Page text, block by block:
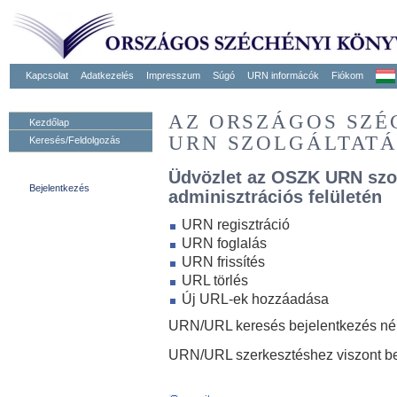
Kapcsolat Adatkezelés Impresszum Súgó URN informácók Fiókom
Kezdőlap
Keresés/Feldolgozás
Bejelentkezés
AZ ORSZÁGOS
URN
Üdvözlet az OSZK URN
adminisztrációs felületén
URN regisztráció
URN foglalás
URN frissítés
URL törlés
Új URL-ek hozzáadása
URN/URL keresés bejelentkezés
URN/URL szerkesztéshez viszont